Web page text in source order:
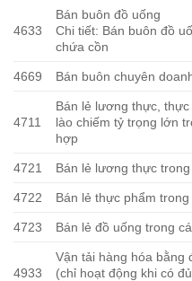
4633
Bán buôn đồ uống
Chi tiết: Bán buôn đồ
chứa cồn
4669 Bán buôn chuyên
4711
Bán lẻ lương thực,
lào chiếm tỷ trọng lớn
hợp
4721 Bán lẻ lương thực
4722 Bán lẻ thực phẩm
4723 Bán lẻ đồ uống trong
4933
Vận tải hàng hóa bằng
(chỉ hoạt động khi có